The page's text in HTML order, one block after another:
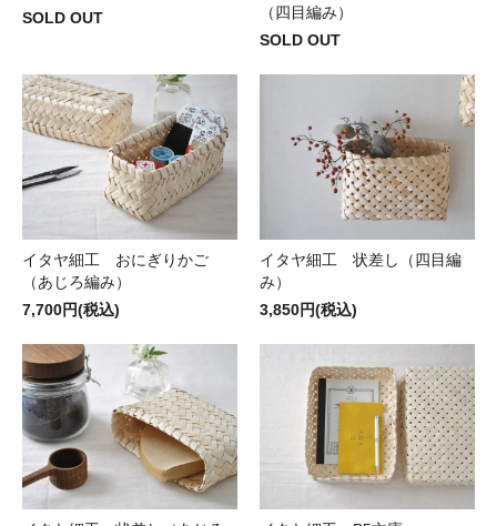
SOLD OUT
（四目編み）
SOLD OUT
イタヤ細工 おにぎりかご
（あじろ編み）
7,700円(税込)
イタヤ細工 状差し（四目編
み）
3,850円(税込)